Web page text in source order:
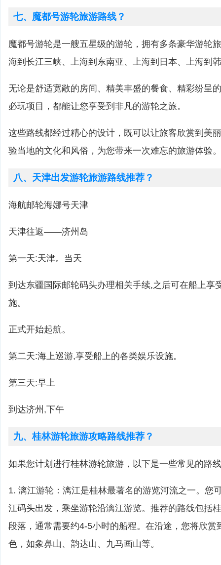
七、魔都号游轮旅游路线？
魔都号游轮是一艘五星级的游轮，拥有多条豪华游轮
海到长江三峡、上海到东南亚、上海到日本、上海到
无论是舒适宽敞的房间、精美丰盛的餐食、精彩纷呈
必玩项目，都能让您享受到非凡的游轮之旅。
这些路线都经过精心的设计，既可以让旅客欣赏到美
验当地的文化和风俗，为您带来一次难忘的旅游体验。
八、天津出发游轮旅游路线推荐？
海航邮轮海娜号天津
天津往返——济州岛
第一天:天津。当天
到达东疆国际邮轮码头办理相关手续,之后可在船上享
施。
正式开始起航。
第二天:海上巡游,享受船上的各类娱乐设施。
第三天:早上
到达济州,下午
九、桂林游轮旅游攻略路线推荐？
如果您计划进行桂林游轮旅游，以下是一些常见的路
1. 漓江游轮：漓江是桂林最著名的游览河流之一。您
江码头出发，乘坐游轮沿漓江游览。推荐的路线包括
段落，通常需要约4-5小时的船程。在沿途，您将欣赏
色，如象鼻山、韵达山、九马画山等。